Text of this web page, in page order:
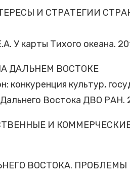
И СТРАТЕГИИ
У карты Тихого океана.
ДАЛЬНЕМ ВОСТОКЕ
конкуренция культур,
Востока ДВО РАН.
И
ВОСТОКА.